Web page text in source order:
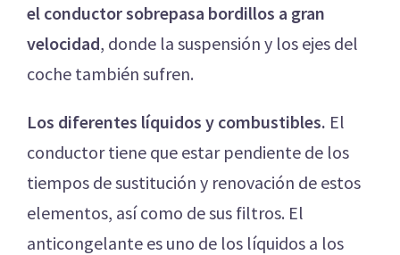
el conductor sobrepasa bordillos a gran
velocidad, donde la suspensión y los ejes del
coche también sufren.
Los diferentes líquidos y combustibles. El
conductor tiene que estar pendiente de los
tiempos de sustitución y renovación de estos
elementos, así como de sus filtros. El
anticongelante es uno de los líquidos a los